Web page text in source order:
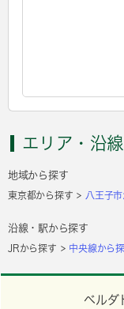
エリア・沿
地域から探す
東京都から探す 八王子
沿線・駅から探す
JRから探す 中央線から
ベルダ